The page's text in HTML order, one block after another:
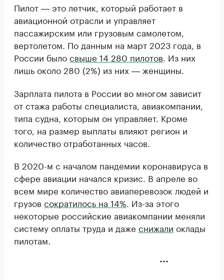
Пилот ― это летчик, который работает в
авиационной отрасли и управляет
пассажирским или грузовым самолетом,
вертолетом. По данным на март 2023 года, в
России былосвыше 14 280 пилотов . Из них
лишь около 280 (2%) из них ― женщины.
Зарплата пилота в России во многом зависит
от стажа работы специалиста, авиакомпании,
типа судна, которым он управляет. Кроме
того, на размер выплаты влияют регион и
количество отработанных часов.
В 2020-м с началом пандемии коронавируса в
сфере авиации начался кризис. В апреле во
всем мире количество авиаперевозок людей и
грузов сократилось на 14% . Из-за этого
некоторые российские авиакомпании меняли
систему оплаты труда и даже снижали оклады
пилотам.